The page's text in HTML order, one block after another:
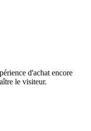
d'achat encore
le visiteur.